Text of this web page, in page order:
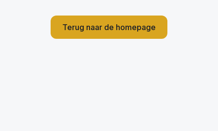
Terug naar de homepage